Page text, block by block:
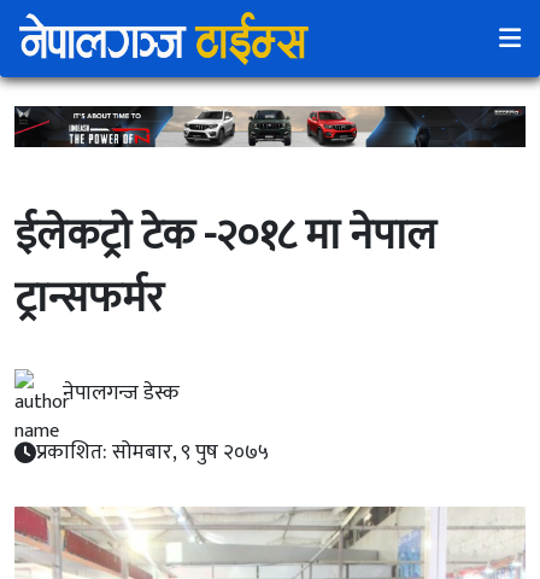
ईलेकट्रो टेक -२०१८ मा नेपाल
ट्रान्सफर्मर
नेपालगन्ज डेस्क
प्रकाशित: सोमबार, ९ पुष २०७५